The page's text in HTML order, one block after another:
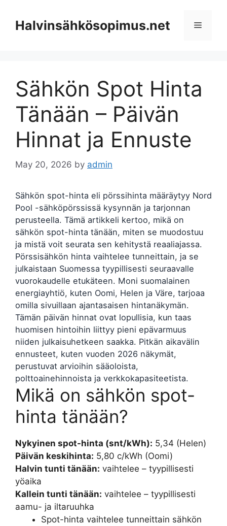
contentHalvinsähkösopimus.net Menu
Sähkön Spot Hinta
Tänään – Päivän
Hinnat ja Ennuste
May 20, 2026 by admin
Sähkön spot-hinta eli pörssihinta määräytyy Nord
Pool -sähköpörssissä kysynnän ja tarjonnan
perusteella. Tämä artikkeli kertoo, mikä on
sähkön spot-hinta tänään, miten se muodostuu
ja mistä voit seurata sen kehitystä reaaliajassa.
Pörssisähkön hinta vaihtelee tunneittain, ja se
julkaistaan Suomessa tyypillisesti seuraavalle
vuorokaudelle etukäteen. Moni suomalainen
energiayhtiö, kuten Oomi, Helen ja Väre, tarjoaa
omilla sivuillaan ajantasaisen hintanäkymän.
Tämän päivän hinnat ovat lopullisia, kun taas
huomisen hintoihin liittyy pieni epävarmuus
niiden julkaisuhetkeen saakka. Pitkän aikavälin
ennusteet, kuten vuoden 2026 näkymät,
perustuvat arvioihin sääoloista,
polttoainehinnoista ja verkkokapasiteetista.
Mikä on sähkön spot-
hinta tänään?
Nykyinen spot-hinta (snt/kWh): 5,34 (Helen)
Päivän keskihinta: 5,80 c/kWh (Oomi)
Halvin tunti tänään: vaihtelee – tyypillisesti
yöaika
Kallein tunti tänään: vaihtelee – tyypillisesti
aamu- ja iltaruuhka
Spot-hinta vaihtelee tunneittain sähkön